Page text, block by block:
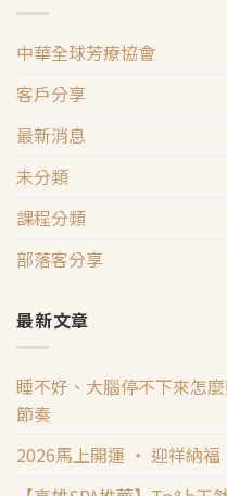
中華全球芳療協會
客戶分享
最新消息
未分類
課程分類
部落客分享
最新文章
睡不好、大腦停不下來怎
節奏
2026馬上開運 ‧ 迎祥納福